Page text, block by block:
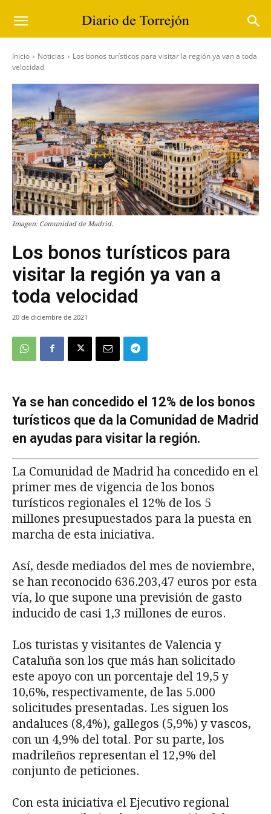
Inicio Noticias
Los bonos turísticos para visitar la región ya van a toda
velocidad
Imagen: Comunidad de Madrid.
Los bonos turísticos para
visitar la región ya van a
toda velocidad
20 de diciembre de 2021
Ya se han concedido el 12% de los bonos
turísticos que da la Comunidad de Madrid
en ayudas para visitar la región.
La Comunidad de Madrid ha concedido en el
primer mes de vigencia de los bonos
turísticos regionales el 12% de los 5
millones presupuestados para la puesta en
marcha de esta iniciativa.
Así, desde mediados del mes de noviembre,
se han reconocido 636.203,47 euros por esta
vía, lo que supone una previsión de gasto
inducido de casi 1,3 millones de euros.
Los turistas y visitantes de Valencia y
Cataluña son los que más han solicitado
este apoyo con un porcentaje del 19,5 y
10,6%, respectivamente, de las 5.000
solicitudes presentadas. Les siguen los
andaluces (8,4%), gallegos (5,9%) y vascos,
con un 4,9% del total. Por su parte, los
madrileños representan el 12,9% del
conjunto de peticiones.
Con esta iniciativa el Ejecutivo regional